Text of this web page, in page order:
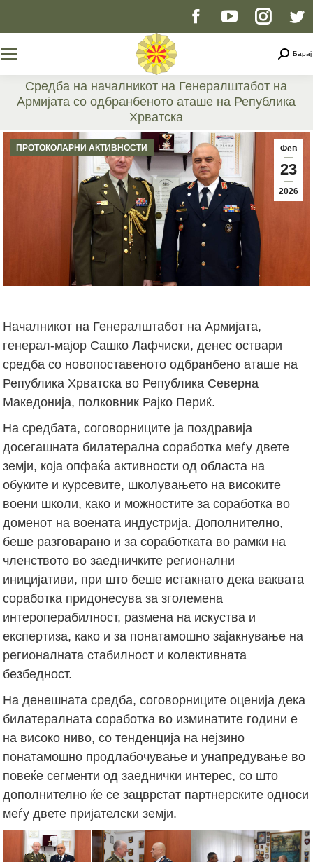
Facebook
opens
new
window
YouTube
opens
new
window
page
opens
new
window
Барај
Средба на началникот на Генералштабот на
Армијата со одбранбеното аташе на Република
Хрватска
You are here:
Фев
23
2026
ПРОТОКОЛАРНИ АКТИВНОСТИ
Началникот на Генералштабот на Армијата,
генерал-мајор Сашко Лафчиски, денес оствари
средба со новопоставеното одбранбено аташе на
Република Хрватска во Република Северна
Македонија, полковник Рајко Периќ.
На средбата, соговорниците ја поздравија
досегашната билатерална соработка меѓу двете
земји, која опфаќа активности од областа на
обуките и курсевите, школувањето на високите
воени школи, како и можностите за соработка во
доменот на воената индустрија. Дополнително,
беше разговарано и за соработката во рамки на
членството во заедничките регионални
иницијативи, при што беше истакнато дека ваквата
соработка придонесува за зголемена
интероперабилност, размена на искуства и
експертиза, како и за понатамошно зајакнување на
регионалната стабилност и колективната
безбедност.
На денешната средба, соговорниците оценија дека
билатералната соработка во изминатите години е
на високо ниво, со тенденција на нејзино
понатамошно продлабочување и унапредување во
повеќе сегменти од заеднички интерес, со што
дополнително ќе се зацврстат партнерските односи
меѓу двете пријателски земји.